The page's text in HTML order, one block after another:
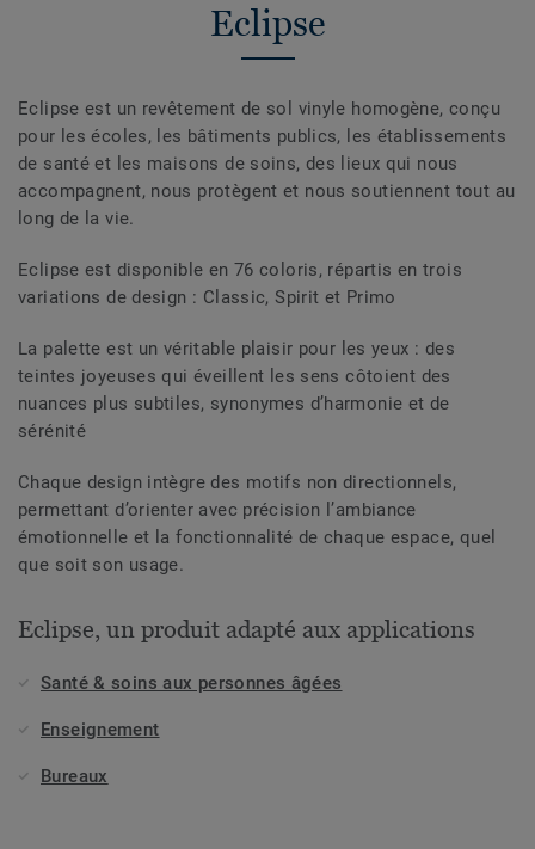
Eclipse
Eclipse est un revêtement de sol vinyle homogène, conçu
pour les écoles, les bâtiments publics, les établissements
de santé et les maisons de soins, des lieux qui nous
accompagnent, nous protègent et nous soutiennent tout au
long de la vie.
Eclipse est disponible en 76 coloris, répartis en trois
variations de design : Classic, Spirit et Primo
La palette est un véritable plaisir pour les yeux : des
teintes joyeuses qui éveillent les sens côtoient des
nuances plus subtiles, synonymes d’harmonie et de
sérénité
Chaque design intègre des motifs non directionnels,
permettant d’orienter avec précision l’ambiance
émotionnelle et la fonctionnalité de chaque espace, quel
que soit son usage.
Eclipse, un produit adapté aux applications
Santé & soins aux personnes âgées
Enseignement
Bureaux